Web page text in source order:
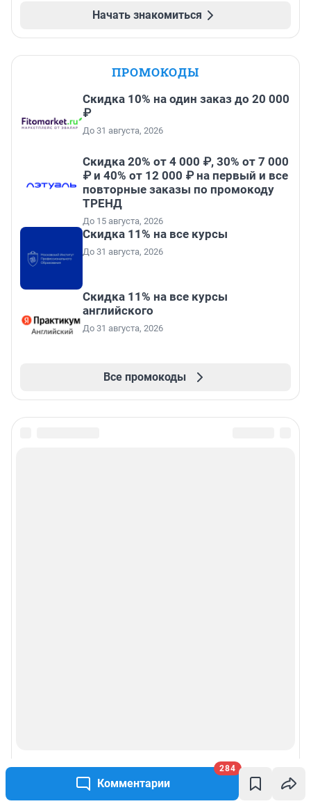
Комментарии
284
Начать знакомиться
ПРОМОКОДЫ
Скидка 10% на один заказ до 20 000
₽
До 31 августа, 2026
Скидка 20% от 4 000 ₽, 30% от 7 000
₽ и 40% от 12 000 ₽ на первый и все
повторные заказы по промокоду
ТРЕНД
До 15 августа, 2026
Скидка 11% на все курсы
До 31 августа, 2026
Скидка 11% на все курсы
английского
До 31 августа, 2026
Все промокоды